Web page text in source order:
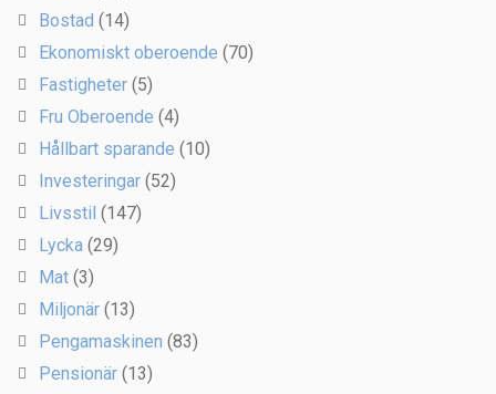
Bostad (14)
Ekonomiskt oberoende (70)
Fastigheter (5)
Fru Oberoende (4)
Hållbart sparande (10)
Investeringar (52)
Livsstil (147)
Lycka (29)
Mat (3)
Miljonär (13)
Pengamaskinen (83)
Pensionär (13)